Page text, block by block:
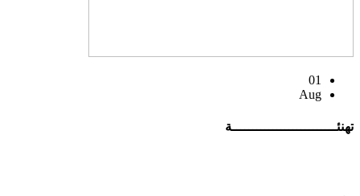
01
Aug
تهنئــــــــــــــــــــــــــة